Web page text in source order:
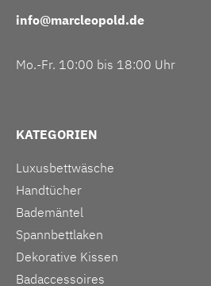
info@marcleopold.de
Mo.-Fr. 10:00 bis 18:00 Uhr
KATEGORIEN
Luxusbettwäsche
Handtücher
Bademäntel
Spannbettlaken
Dekorative Kissen
Badaccessoires